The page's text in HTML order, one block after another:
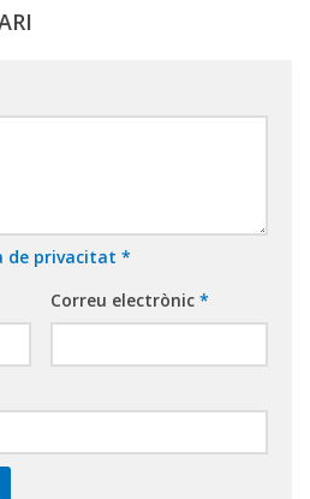
de privacitat *
Correu electrònic *